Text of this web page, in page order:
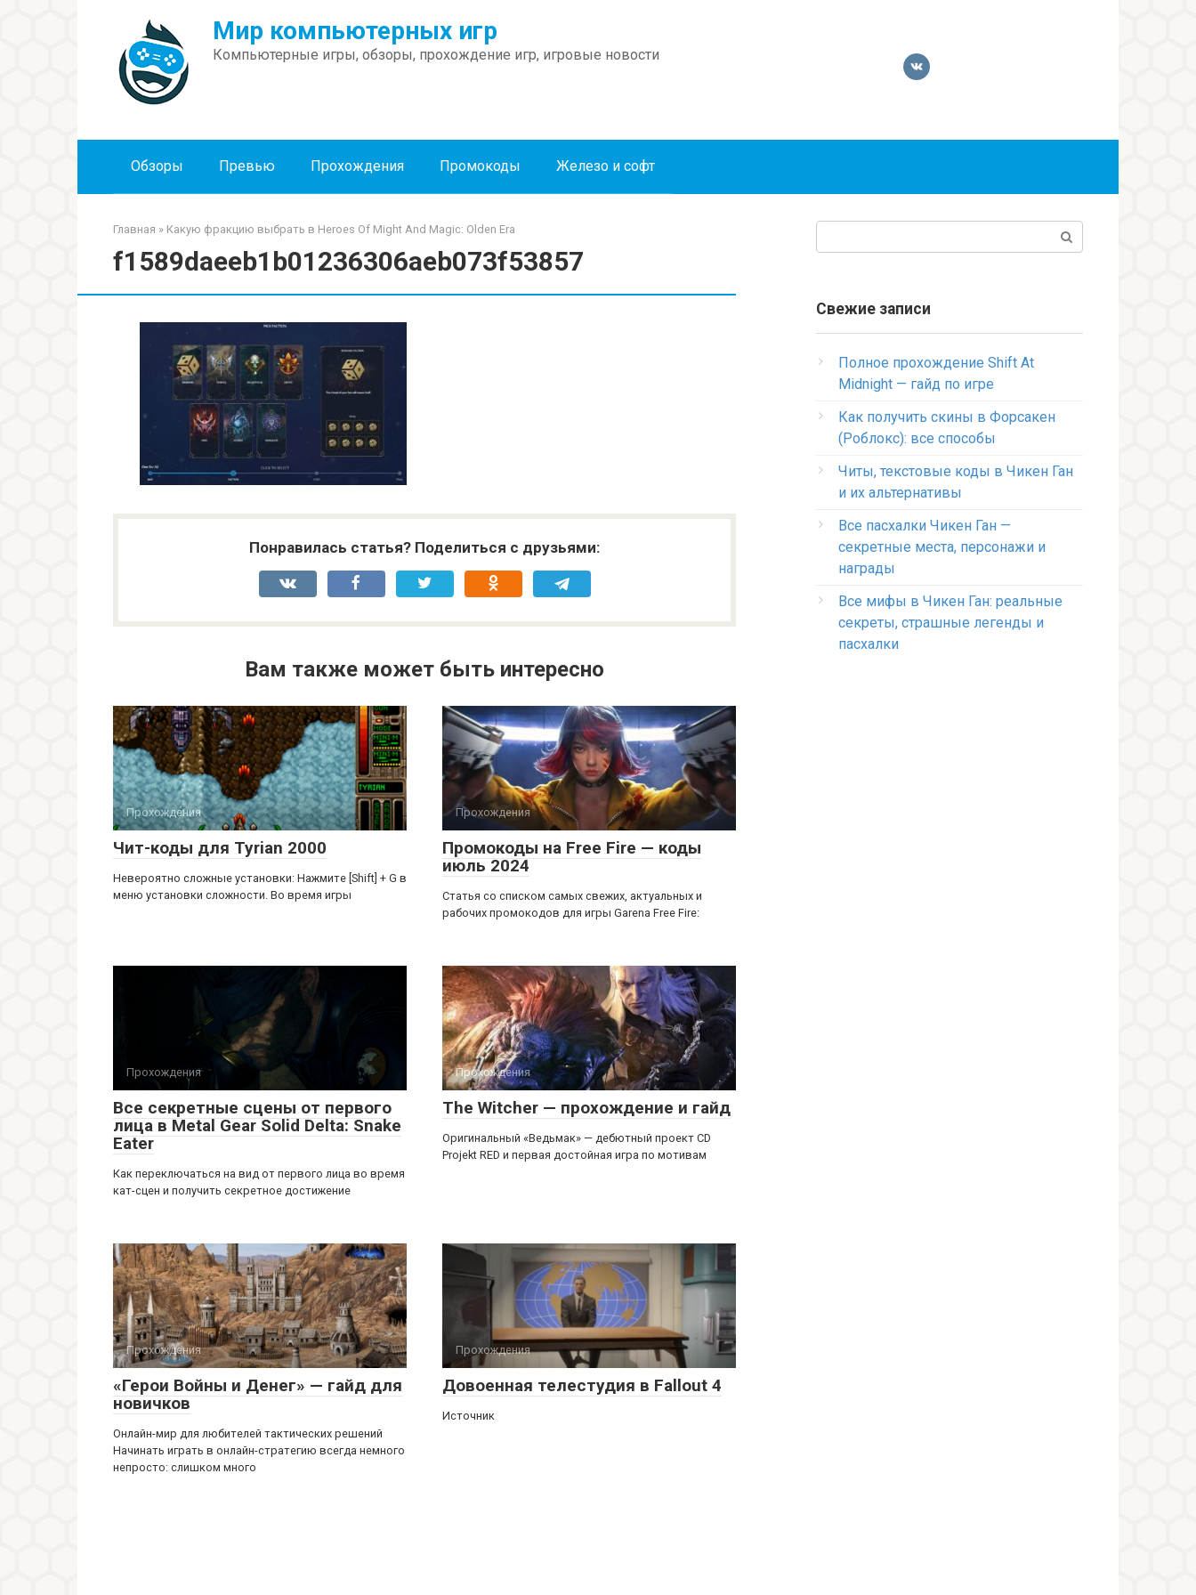
Мир компьютерных игр
Компьютерные игры, обзоры, прохождение игр, игровые новости
Обзоры Превью Прохождения Промокоды Железо и софт
Главная » Какую фракцию выбрать в Heroes Of Might And Magic: Olden Era
f1589daeeb1b01236306aeb073f53857
Понравилась статья? Поделиться с друзьями:
Вам также может быть интересно
Прохождения
Чит-коды для Tyrian 2000
Невероятно сложные установки: Нажмите [Shift] + G в
меню установки сложности. Во время игры
Прохождения
Промокоды на Free Fire — коды
июль 2024
Статья со списком самых свежих, актуальных и
рабочих промокодов для игры Garena Free Fire:
Прохождения
Все секретные сцены от первого
лица в Metal Gear Solid Delta: Snake
Eater
Как переключаться на вид от первого лица во время
кат-сцен и получить секретное достижение
Прохождения
The Witcher — прохождение и гайд
Оригинальный «Ведьмак» — дебютный проект CD
Projekt RED и первая достойная игра по мотивам
Прохождения
«Герои Войны и Денег» — гайд для
новичков
Онлайн-мир для любителей тактических решений
Начинать играть в онлайн-стратегию всегда немного
непросто: слишком много
Прохождения
Довоенная телестудия в Fallout 4
Источник
Свежие записи
Полное прохождение Shift At
Midnight — гайд по игре
Как получить скины в Форсакен
(Роблокс): все способы
Читы, текстовые коды в Чикен Ган
и их альтернативы
Все пасхалки Чикен Ган —
секретные места, персонажи и
награды
Все мифы в Чикен Ган: реальные
секреты, страшные легенды и
пасхалки